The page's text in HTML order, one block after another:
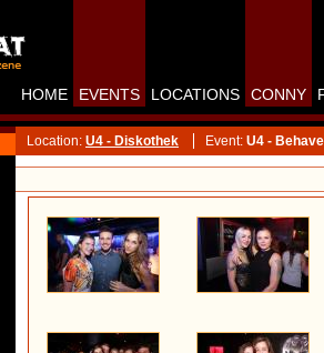
HOME EVENTS LOCATIONS CONNY
Location: U4 - Diskothek Event: U4 - Behave